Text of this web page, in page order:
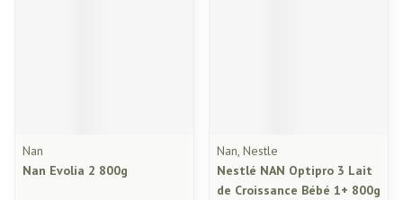
Nan
Nan Evolia 2 800g
Nan, Nestle
Nestlé NAN Optipro 3 Lait
de Croissance Bébé 1+ 800g